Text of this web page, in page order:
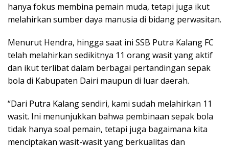
hanya fokus membina pemain muda, tetapi juga ikut
melahirkan sumber daya manusia di bidang perwasitan.
Menurut Hendra, hingga saat ini SSB Putra Kalang FC
telah melahirkan sedikitnya 11 orang wasit yang aktif
dan ikut terlibat dalam berbagai pertandingan sepak
bola di Kabupaten Dairi maupun di luar daerah.
“Dari Putra Kalang sendiri, kami sudah melahirkan 11
wasit. Ini menunjukkan bahwa pembinaan sepak bola
tidak hanya soal pemain, tetapi juga bagaimana kita
menciptakan wasit-wasit yang berkualitas dan